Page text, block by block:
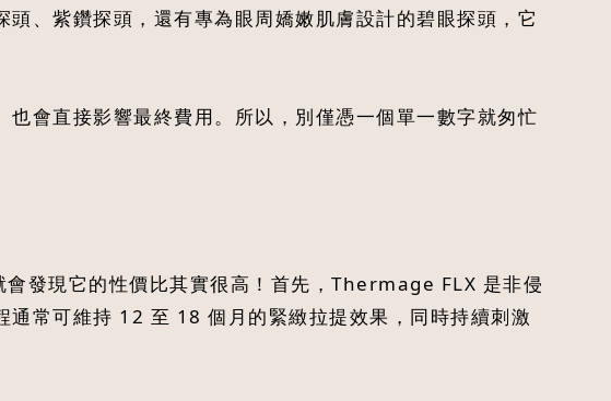
、紫鑽探頭，還有專為眼周嬌嫩肌膚設計的碧眼探頭，它
會直接影響最終費用。所以，別僅憑一個單一數字就匆忙
發現它的性價比其實很高！首先，Thermage FLX 是非侵
常可維持 12 至 18 個月的緊緻拉提效果，同時持續刺激